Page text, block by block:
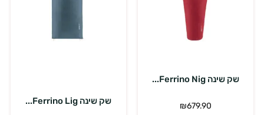
שק שינה Ferrino Nig...
₪679.90 שק שינה Ferrino Lig...